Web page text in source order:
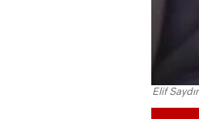
Elif